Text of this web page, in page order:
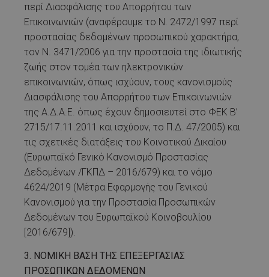
περί Διασφάλισης του Απορρήτου των
Επικοινωνιών (αναφέρουμε το Ν. 2472/1997 περί
προστασίας δεδομένων προσωπικού χαρακτήρα,
τον Ν. 3471/2006 για την προστασία της ιδιωτικής
ζωής στον τομέα των ηλεκτρονικών
επικοινωνιών, όπως ισχύουν, τους κανονισμούς
Διασφάλισης του Απορρήτου των Επικοινωνιών
της Α.Δ.Α.Ε. όπως έχουν δημοσιευτεί στο ΦΕΚ Β’
2715/17.11.2011 και ισχύουν, το Π.Δ. 47/2005) και
τις σχετικές διατάξεις του Κοινοτικού Δικαίου
(Ευρωπαϊκό Γενικό Κανονισμό Προστασίας
Δεδομένων /ΓΚΠΔ – 2016/679) και το νόμο
4624/2019 (Μέτρα Εφαρμογής του Γενικού
Κανονισμού για την Προστασία Προσωπικών
Δεδομένων του Ευρωπαϊκού Κοινοβουλίου
[2016/679]).
3. ΝΟΜΙΚΗ ΒΑΣΗ ΤΗΣ ΕΠΕΞΕΡΓΑΣΙΑΣ
ΠΡΟΣΩΠΙΚΩΝ ΔΕΔΟΜΕΝΩΝ